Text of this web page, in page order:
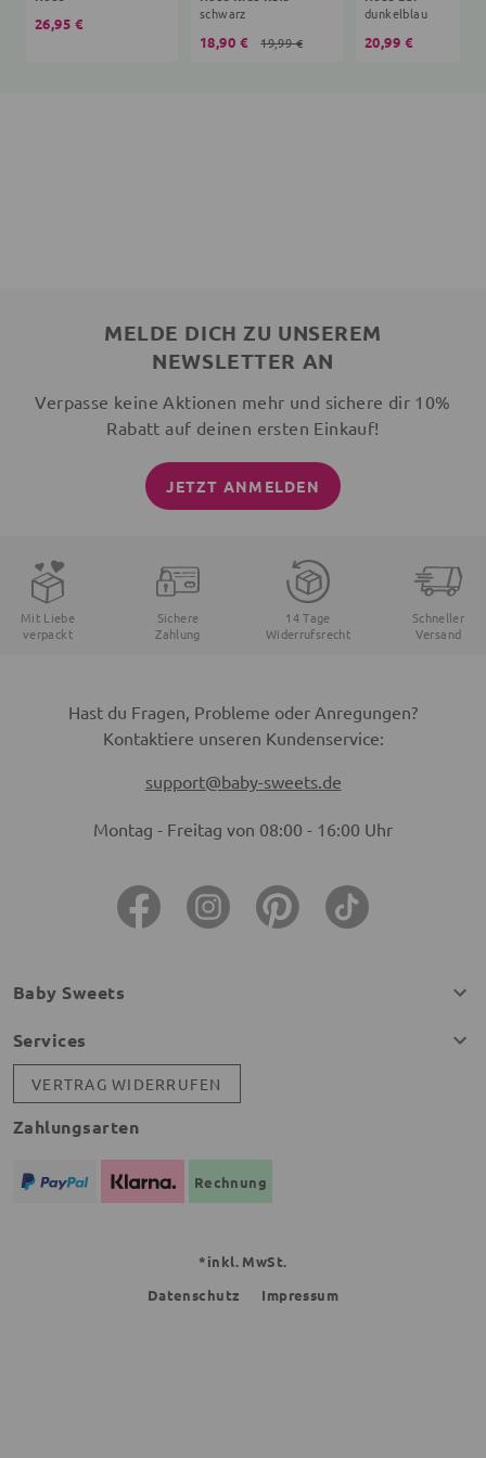
26,95 €
schwarz
18,90 € 19,99 €
dunkelblau
20,99 €
MELDE DICH ZU UNSEREM
NEWSLETTER AN
Verpasse keine Aktionen mehr und sichere dir 10%
Rabatt auf deinen ersten Einkauf!
JETZT ANMELDEN
Mit Liebe
verpackt
Sichere
Zahlung
14 Tage
Widerrufsrecht
Schneller
Versand
Hast du Fragen, Probleme oder Anregungen?
Kontaktiere unseren Kundenservice:
support@baby-sweets.de
Montag - Freitag von 08:00 - 16:00 Uhr
Baby Sweets
Services
VERTRAG WIDERRUFEN
Zahlungsarten
Rechnung
*inkl. MwSt.
Datenschutz
Impressum